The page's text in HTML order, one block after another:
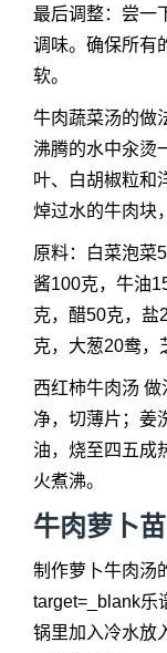
最后调整：尝一
调味。确保所有
软。
牛肉蔬菜汤的做
沸腾的水中汆烫
叶、白胡椒粒和
焯过水的牛肉块
原料：白菜泡菜
酱100克，牛油
克，醋50克，盐
克，大葱20鸯，
西红柿牛肉汤
净，切薄片；姜
油，烧至四五成
火煮沸。
牛肉萝卜
制作萝卜牛肉汤
target=_blank乐
锅里加入冷水放